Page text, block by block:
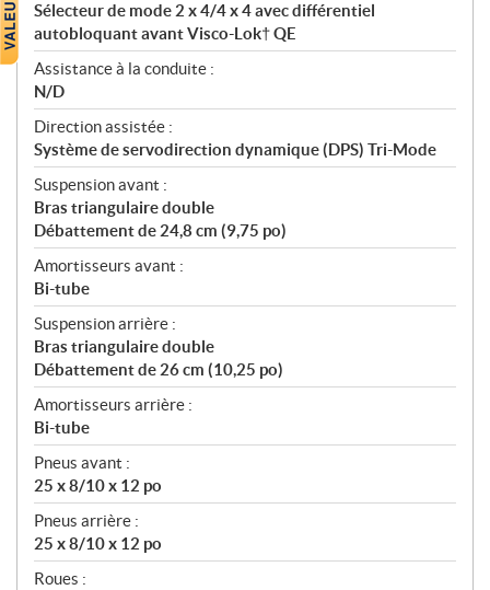
Sélecteur de mode 2 x 4/4 x 4 avec différentiel
autobloquant avant Visco-Lok† QE
Assistance à la conduite :
N/D
Direction assistée :
Système de servodirection dynamique (DPS) Tri-Mode
Suspension avant :
Bras triangulaire double
Débattement de 24,8 cm (9,75 po)
Amortisseurs avant :
Bi-tube
Suspension arrière :
Bras triangulaire double
Débattement de 26 cm (10,25 po)
Amortisseurs arrière :
Bi-tube
Pneus avant :
25 x 8/10 x 12 po
Pneus arrière :
25 x 8/10 x 12 po
Roues :